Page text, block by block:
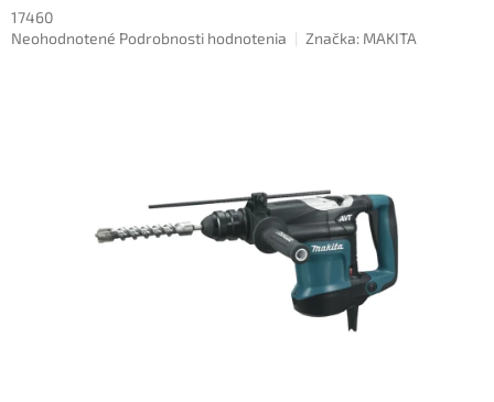
17460
Priemerné
Neohodnotené Podrobnosti hodnotenia Značka: MAKITA